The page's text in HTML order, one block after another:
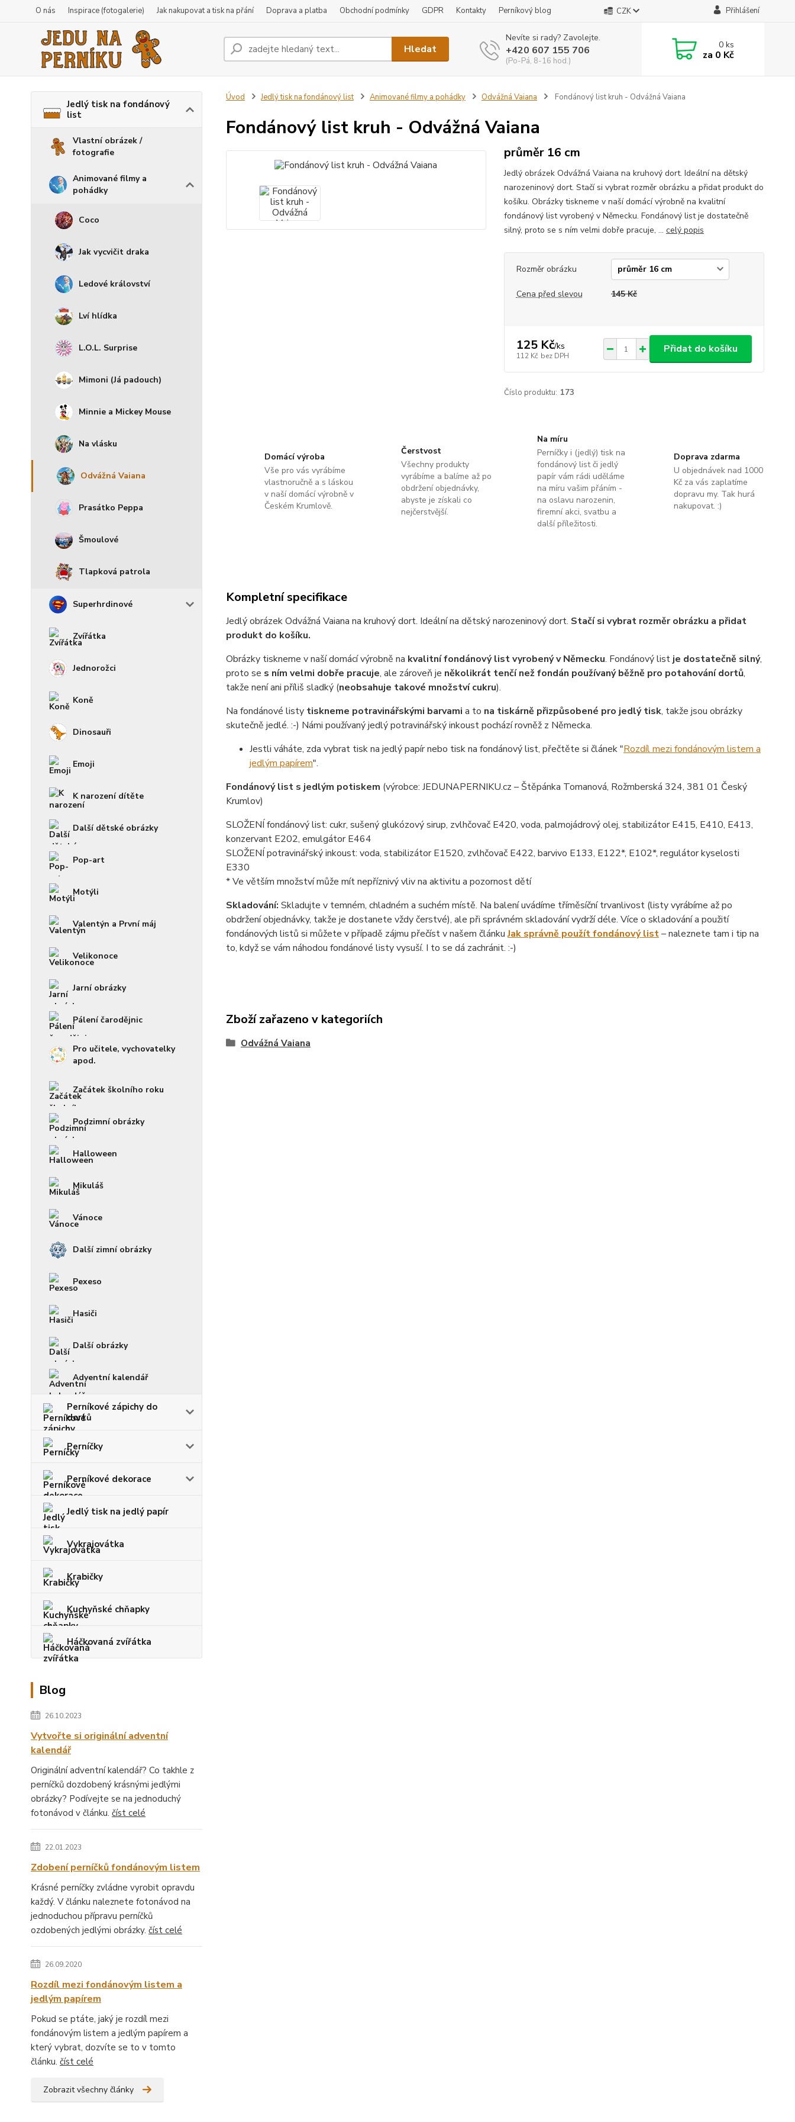
O nás Inspirace (fotogalerie) Jak nakupovat a tisk na přání Doprava a platba Obchodní podmínky GDPR Kontakty Perníkový blog CZK Přihlášení
Hledat
Nevíte si rady? Zavolejte.
+420 607 155 706
(Po-Pá, 8-16 hod.)
0ks
za 0 Kč
Jedlý tisk na fondánový
list
Vlastní obrázek /
fotografie
Animované filmy a
pohádky
Coco
Jak vycvičit draka
Ledové království
Lví hlídka
L.O.L. Surprise
Mimoni (Já padouch)
Minnie a Mickey Mouse
Na vlásku
Odvážná Vaiana
Prasátko Peppa
Šmoulové
Tlapková patrola
Superhrdinové
Zvířátka
Jednorožci
Koně
Dinosauři
Emoji
K narození dítěte
Další dětské obrázky
Pop-art
Motýli
Valentýn a První máj
Velikonoce
Jarní obrázky
Pálení čarodějnic
Pro učitele, vychovatelky
apod.
Začátek školního roku
Podzimní obrázky
Halloween
Mikuláš
Vánoce
Další zimní obrázky
Pexeso
Hasiči
Další obrázky
Adventní kalendář
Perníkové zápichy do
dortů
Perníčky
Perníkové dekorace
Jedlý tisk na jedlý papír
Vykrajovátka
Krabičky
Kuchyňské chňapky
Háčkovaná zvířátka
Blog
26.10.2023
Vytvořte si originální adventní
kalendář
Originální adventní kalendář? Co takhle z
perníčků dozdobený krásnými jedlými
obrázky? Podívejte se na jednoduchý
fotonávod v článku. číst celé
22.01.2023
Zdobení perníčků fondánovým listem
Krásné perníčky zvládne vyrobit opravdu
každý. V článku naleznete fotonávod na
jednoduchou přípravu perníčků
ozdobených jedlými obrázky. číst celé
26.09.2020
Rozdíl mezi fondánovým listem a
jedlým papírem
Pokud se ptáte, jaký je rozdíl mezi
fondánovým listem a jedlým papírem a
který vybrat, dozvíte se to v tomto
článku. číst celé
Zobrazit všechny články
Úvod Jedlý tisk na fondánový list Animované filmy a pohádky Odvážná Vaiana Fondánový list kruh - Odvážná Vaiana
Fondánový list kruh - Odvážná Vaiana
průměr 16 cm
Jedlý obrázek Odvážná Vaiana na kruhový dort. Ideální na dětský
narozeninový dort. Stačí si vybrat rozměr obrázku a přidat produkt do
košíku. Obrázky tiskneme v naší domácí výrobně na kvalitní
fondánový list vyrobený v Německu. Fondánový list je dostatečně
silný, proto se s ním velmi dobře pracuje, ... celý popis
Rozměr obrázku
Cena před slevou 145 Kč
125 Kč/ks
112 Kč bez DPH
Přidat do košíku
Číslo produktu: 173
Domácí výroba
Vše pro vás vyrábíme
vlastnoručně a s láskou
v naší domácí výrobně v
Českém Krumlově.
Čerstvost
Všechny produkty
vyrábíme a balíme až po
obdržení objednávky,
abyste je získali co
nejčerstvější.
Na míru
Perníčky i (jedlý) tisk na
fondánový list či jedlý
papír vám rádi uděláme
na míru vašim přáním -
na oslavu narozenin,
firemní akci, svatbu a
další příležitosti.
Doprava zdarma
U objednávek nad 1000
Kč za vás zaplatíme
dopravu my. Tak hurá
nakupovat. :)
Kompletní specifikace
Jedlý obrázek Odvážná Vaiana na kruhový dort. Ideální na dětský narozeninový dort. Stačí si vybrat rozměr obrázku a přidat
produkt do košíku.
Obrázky tiskneme v naší domácí výrobně na kvalitní fondánový list vyrobený v Německu. Fondánový list je dostatečně silný,
proto se s ním velmi dobře pracuje, ale zároveň je několikrát tenčí než fondán používaný běžně pro potahování dortů,
takže není ani příliš sladký (neobsahuje takové množství cukru).
Na fondánové listy tiskneme potravinářskými barvami a to na tiskárně přizpůsobené pro jedlý tisk, takže jsou obrázky
skutečně jedlé. :-) Námi používaný jedlý potravinářský inkoust pochází rovněž z Německa.
Jestli váháte, zda vybrat tisk na jedlý papír nebo tisk na fondánový list, přečtěte si článek "Rozdíl mezi fondánovým listem a
jedlým papírem".
Fondánový list s jedlým potiskem (výrobce: JEDUNAPERNIKU.cz – Štěpánka Tomanová, Rožmberská 324, 381 01 Český
Krumlov)
SLOŽENÍ fondánový list: cukr, sušený glukózový sirup, zvlhčovač E420, voda, palmojádrový olej, stabilizátor E415, E410, E413,
konzervant E202, emulgátor E464
SLOŽENÍ potravinářský inkoust: voda, stabilizátor E1520, zvlhčovač E422, barvivo E133, E122*, E102*, regulátor kyselosti
E330
* Ve větším množství může mít nepříznivý vliv na aktivitu a pozornost dětí
Skladování: Skladujte v temném, chladném a suchém místě. Na balení uvádíme tříměsíční trvanlivost (listy vyrábíme až po
obdržení objednávky, takže je dostanete vždy čerstvé), ale při správném skladování vydrží déle. Více o skladování a použití
fondánových listů si můžete v případě zájmu přečíst v našem článkuJak správně použít fondánový list– naleznete tam i tip na
to, když se vám náhodou fondánové listy vysuší. I to se dá zachránit. :-)
Zboží zařazeno v kategoriích
Odvážná Vaiana